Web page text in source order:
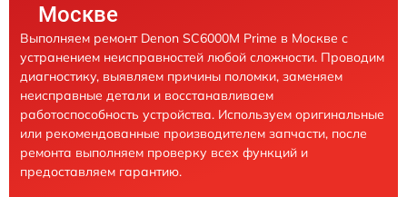
Москве
Выполняем ремонт Denon SC6000M Prime в Москве с
устранением неисправностей любой сложности. Проводим
диагностику, выявляем причины поломки, заменяем
неисправные детали и восстанавливаем
работоспособность устройства. Используем оригинальные
или рекомендованные производителем запчасти, после
ремонта выполняем проверку всех функций и
предоставляем гарантию.